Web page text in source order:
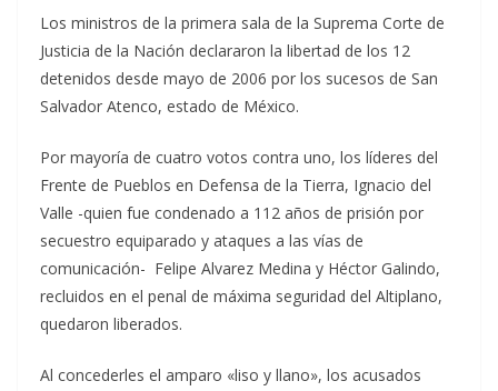
Los ministros de la primera sala de la Suprema Corte de
Justicia de la Nación declararon la libertad de los 12
detenidos desde mayo de 2006 por los sucesos de San
Salvador Atenco, estado de México.
Por mayoría de cuatro votos contra uno, los líderes del
Frente de Pueblos en Defensa de la Tierra, Ignacio del
Valle -quien fue condenado a 112 años de prisión por
secuestro equiparado y ataques a las vías de
comunicación- Felipe Alvarez Medina y Héctor Galindo,
recluidos en el penal de máxima seguridad del Altiplano,
quedaron liberados.
Al concederles el amparo «liso y llano», los acusados